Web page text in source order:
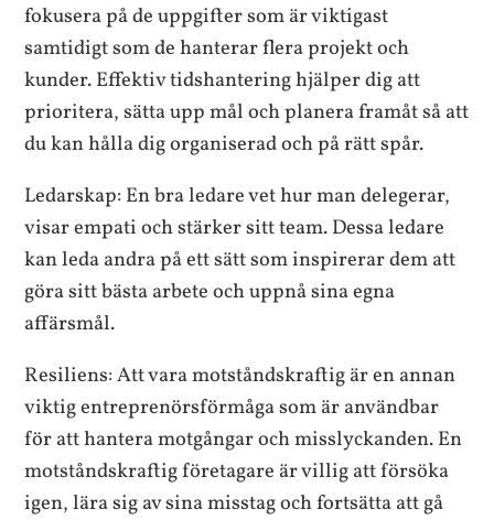
fokusera på de uppgifter som är viktigast
samtidigt som de hanterar flera projekt och
kunder. Effektiv tidshantering hjälper dig att
prioritera, sätta upp mål och planera framåt så att
du kan hålla dig organiserad och på rätt spår.
Ledarskap: En bra ledare vet hur man delegerar,
visar empati och stärker sitt team. Dessa ledare
kan leda andra på ett sätt som inspirerar dem att
göra sitt bästa arbete och uppnå sina egna
affärsmål.
Resiliens: Att vara motståndskraftig är en annan
viktig entreprenörsförmåga som är användbar
för att hantera motgångar och misslyckanden. En
motståndskraftig företagare är villig att försöka
igen, lära sig av sina misstag och fortsätta att gå